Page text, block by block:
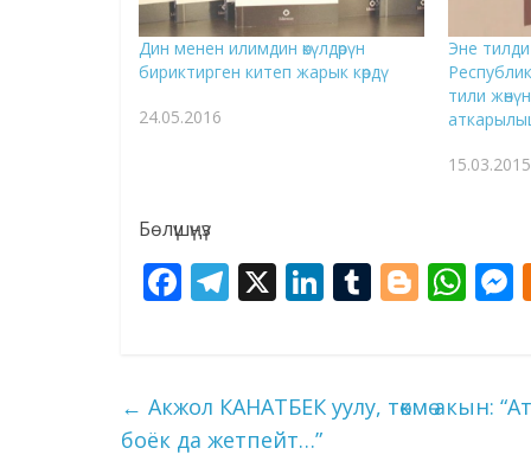
Дин менен илимдин өкүлдөрүн
бириктирген китеп жарык көрдү
24.05.2016
Эне
тили
15.03.2015
Бөлүшүңүз
F
b
o
T
gr
a
X Li
e
dI
T
bl
r
Bl
g
er
W
s
← Акжол КАНАТБЕК уулу, төкмө акын:
боёк да жетпейт…”